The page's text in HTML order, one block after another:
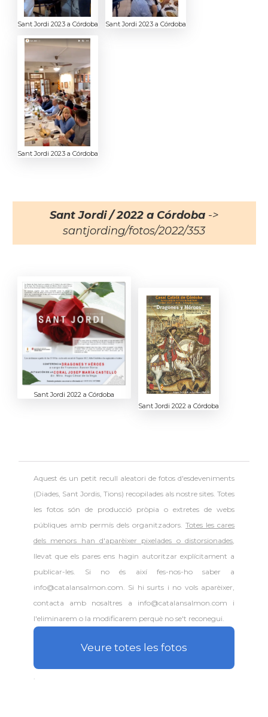
Sant Jordi 2023 a Córdoba Sant Jordi 2023 a Córdoba
Sant Jordi 2023 a Córdoba
Sant Jordi / 2022 a Córdoba ->
santjording/fotos/2022/353
Sant Jordi 2022 a Córdoba
Sant Jordi 2022 a Córdoba
Aquest és un petit recull aleatori defotos d'esdeveniments
(Diades, Sant Jordis, Tions) recopilades als nostre sites. Totes
les fotos són de producció pròpia o extretes de webs
públiques amb permís dels organitzadors.Totes les cares
dels menors han d'aparèixer pixelades o distorsionades,
llevat que els pares ens hagin autoritzar explícitament a
publicar-les. Si no és així fes-nos-ho saber a
info@catalansalmon.com. Si hi surts i no vols aparèixer,
contacta amb nosaltres a info@catalansalmon.com i
l'eliminarem o la modificarem perquè no se't reconegui.
Veure totes les fotos